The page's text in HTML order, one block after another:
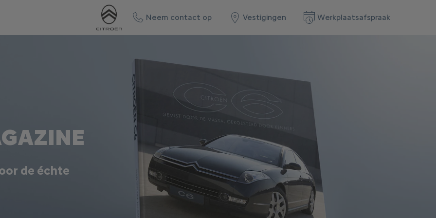
Neem contact op Vestigingen Werkplaatsafspraak
de échte